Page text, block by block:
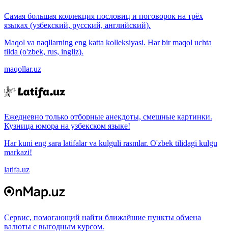
Самая большая коллекция пословиц и поговорок на трёх
языках (узбекский, русский, английский).
Maqol va naqllarning eng katta kolleksiyasi. Har bir maqol uchta
tilda (o'zbek, rus, ingliz).
maqollar.uz
Ежедневно только отборные анекдоты, смешные картинки.
Кузница юмора на узбекском языке!
Har kuni eng sara latifalar va kulguli rasmlar. O'zbek tilidagi kulgu
markazi!
latifa.uz
Сервис, помогающий найти ближайшие пункты обмена
валюты с выгодным курсом.